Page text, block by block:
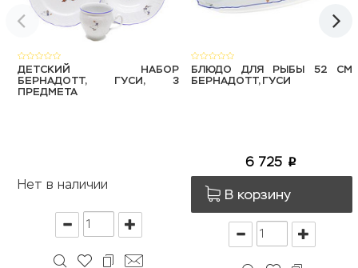
ДЕТСКИЙ НАБОР
БЕРНАДОТТ, ГУСИ, 3
ПРЕДМЕТА
Нет в наличии
БЛЮДО ДЛЯ РЫБЫ 52 СМ
БЕРНАДОТТ, ГУСИ
6 725 p
В корзину